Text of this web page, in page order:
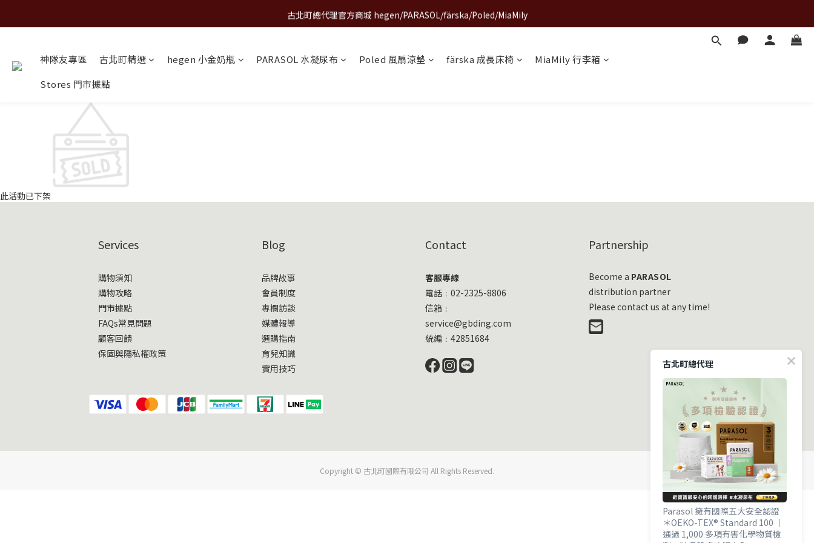
A World of Wonder 奇想世界特展｜套票熱賣中
古北町總代理官方商城 hegen/PARASOL/färska/Poled/MiaMily
神隊友專區 古北町精選 hegen 小金奶瓶 PARASOL 水凝尿布 Poled 風扇涼墊 färska 成長床椅
MiaMily 行李箱
Stores 門市據點
此活動已下架
Services
購物須知
購物攻略
門市據點
FAQs常見問題
顧客回饋
保固與隱私權政策
Blog
品牌故事
會員制度
專欄訪談
媒體報導
選購指南
育兒知識
實用技巧
Contact
客服專線
電話﹕02-2325-8806
信箱﹕
service@gbding.com
統編﹕42851684
Partnership
Become a PARASOL
distribution partner
Please contact us at any time!
Copyright © 古北町國際有限公司 All Rights Reserved.
古北町總代理
Parasol 擁有國際五大安全認證
＊OEKO-TEX® Standard 100 ｜
通過 1,000 多項有害化學物質檢